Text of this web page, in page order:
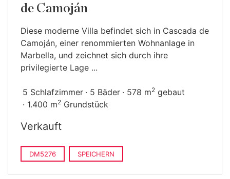
de Camoján
Diese moderne Villa befindet sich in Cascada de
Camoján, einer renommierten Wohnanlage in
Marbella, und zeichnet sich durch ihre
privilegierte Lage ...
5 Schlafzimmer 5 Bäder 578 m2 gebaut
1.400 m2 Grundstück
Verkauft
DM5276 SPEICHERN